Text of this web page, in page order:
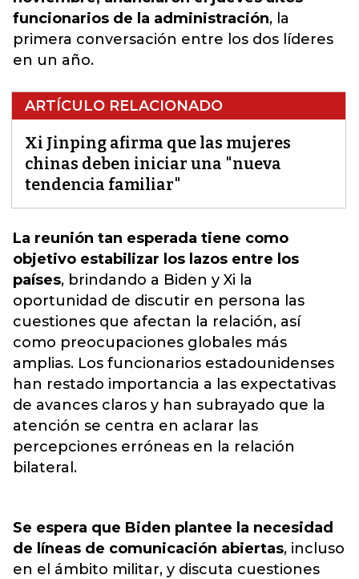
funcionarios de la administración, la
primera conversación entre los dos líderes
en un año.
ARTÍCULO RELACIONADO
Xi Jinping afirma que las mujeres
chinas deben iniciar una "nueva
tendencia familiar"
La reunión tan esperada tiene como
objetivo estabilizar los lazos entre los
países, brindando a Biden y Xi la
oportunidad de discutir en persona las
cuestiones que afectan la relación, así
como preocupaciones globales más
amplias. Los funcionarios estadounidenses
han restado importancia a las expectativas
de avances claros y han subrayado que la
atención se centra en aclarar las
percepciones erróneas en la relación
bilateral.
Se espera que Biden plantee la necesidad
de líneas de comunicación abiertas, incluso
en el ámbito militar, y discuta cuestiones